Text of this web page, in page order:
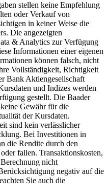
stellen keine Empfehlung
oder Verkauf von
in keiner Weise die
Die angezeigten
& Analytics zur Verfügung
Informationen einer eigenen
können falsch, nicht
Vollständigkeit, Richtigkeit
Bank Aktiengesellschaft
und Indizes werden
gestellt. Die Baader
Gewähr für die
der Kursdaten.
sind kein verlässlicher
Bei Investitionen in
die Rendite durch den
fallen. Transaktionskosten,
nicht
negativ auf die
Sie auch die